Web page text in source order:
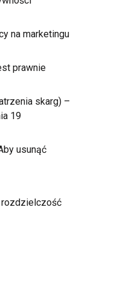
na marketingu
prawnie
skarg) –
19
usunąć
rozdzielczość